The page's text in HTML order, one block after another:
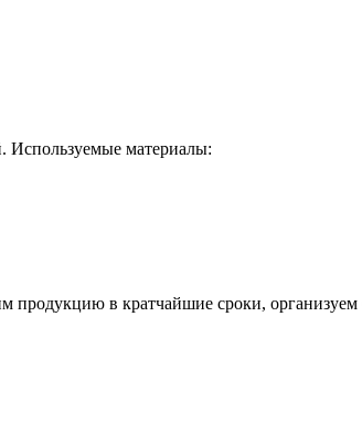
Используемые материалы:
продукцию в кратчайшие сроки,